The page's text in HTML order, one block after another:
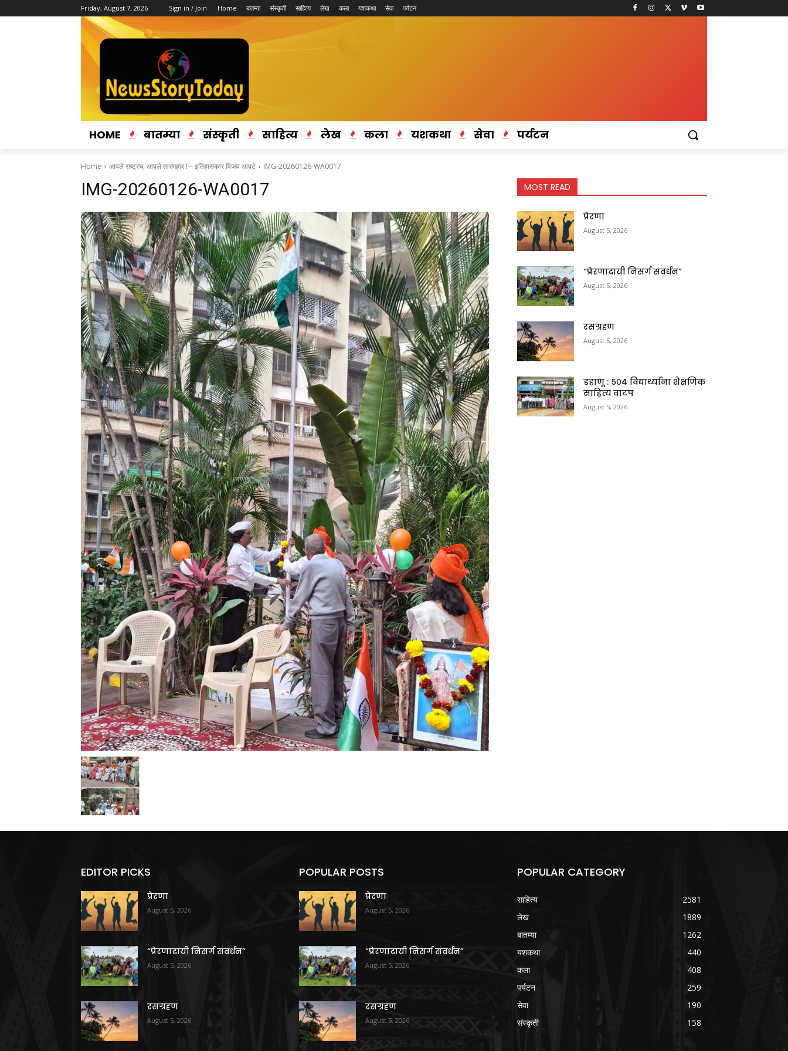
Friday, August 7, 2026 Sign in / Join Home बातम्या संस्कृती साहित्य लेख कला यशकथा सेवा पर्यटन
HOME बातम्या संस्कृती साहित्य लेख कला यशकथा सेवा पर्यटन
Home आपले राष्ट्रच, आपले तारणहार ! – इतिहासकार विजय आपटे IMG-20260126-WA0017
IMG-20260126-WA0017 MOST READ
प्रेरणा
August 5, 2026
“प्रेरणादायी निसर्ग संवर्धन”
August 5, 2026
रसग्रहण
August 5, 2026
डहाणू : ५०४ विद्यार्थ्यांना शैक्षणिक
साहित्य वाटप
August 5, 2026
EDITOR PICKS
प्रेरणा
August 5, 2026
“प्रेरणादायी निसर्ग संवर्धन”
August 5, 2026
रसग्रहण
August 5, 2026
POPULAR POSTS
प्रेरणा
August 5, 2026
“प्रेरणादायी निसर्ग संवर्धन”
August 5, 2026
रसग्रहण
August 5, 2026
POPULAR CATEGORY
साहित्य
2581
लेख
1889
बातम्या
1262
यशकथा
440
कला
408
पर्यटन
259
सेवा
190
संस्कृती
158